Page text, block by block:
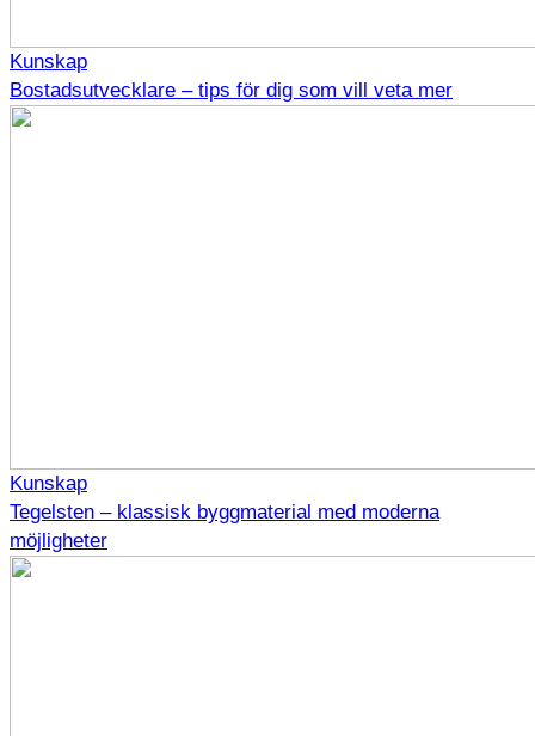
Kunskap
Bostadsutvecklare – tips för dig som vill veta mer
Kunskap
Tegelsten – klassisk byggmaterial med moderna
möjligheter